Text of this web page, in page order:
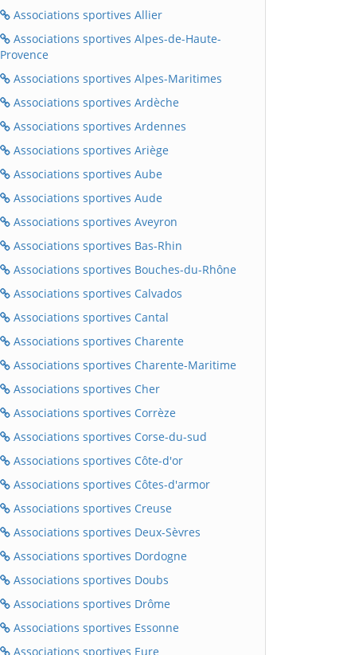
Associations sportives Allier
Associations sportives Alpes-de-Haute-
Provence
Associations sportives Alpes-Maritimes
Associations sportives Ardèche
Associations sportives Ardennes
Associations sportives Ariège
Associations sportives Aube
Associations sportives Aude
Associations sportives Aveyron
Associations sportives Bas-Rhin
Associations sportives Bouches-du-Rhône
Associations sportives Calvados
Associations sportives Cantal
Associations sportives Charente
Associations sportives Charente-Maritime
Associations sportives Cher
Associations sportives Corrèze
Associations sportives Corse-du-sud
Associations sportives Côte-d'or
Associations sportives Côtes-d'armor
Associations sportives Creuse
Associations sportives Deux-Sèvres
Associations sportives Dordogne
Associations sportives Doubs
Associations sportives Drôme
Associations sportives Essonne
Associations sportives Eure